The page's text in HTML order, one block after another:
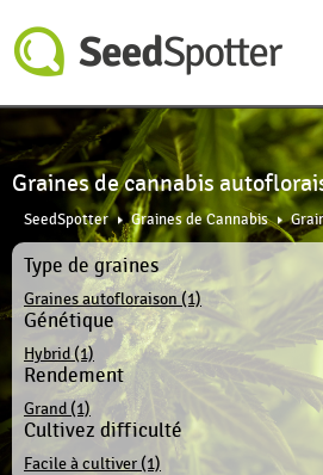
Graines de cannabis
SeedSpotter Graines de Cannabis
Type de graines
Graines autofloraison (1)
Génétique
Hybrid (1)
Rendement
Grand (1)
Cultivez difficulté
Facile à cultiver (1)